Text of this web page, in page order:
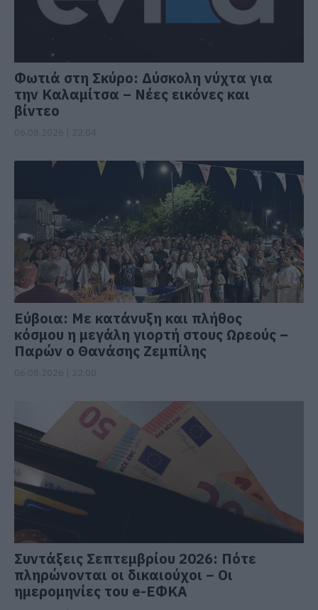
Φωτιά στη Σκύρο: Δύσκολη νύχτα για
την Καλαμίτσα – Νέες εικόνες και
βίντεο
Εύβοια: Με κατάνυξη και πλήθος
κόσμου η μεγάλη γιορτή στους Ωρεούς –
Παρών ο Θανάσης Ζεμπίλης
Συντάξεις Σεπτεμβρίου 2026: Πότε
πληρώνονται οι δικαιούχοι – Οι
ημερομηνίες του e-ΕΦΚΑ